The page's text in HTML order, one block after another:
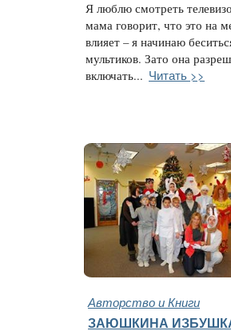
Я люблю смотреть
мама говорит, что это на
влияет – я начинаю
мультиков. Зато она
включать... Читать >>
Авторство и Книги
ЗАЮШКИНА